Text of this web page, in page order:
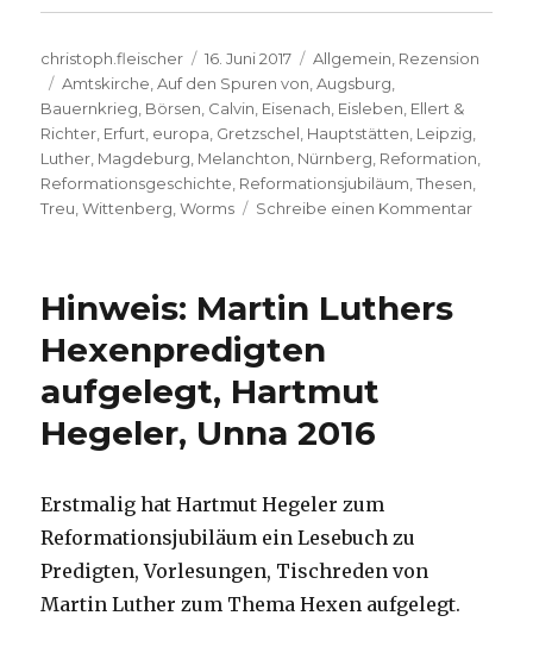
Autor
christoph.fleischer
Veröffentlicht
am
16. Juni 2017 Kategorien
Allgemein Rezension
Schlagwörter
Amtskirche ,Auf den Spuren von ,Augsburg
Bauernkrieg Börsen Calvin Eisenach Eisleben Ellert &
Richter Erfurt europa Gretzschel Hauptstätten Leipzig
Luther Magdeburg Melanchton Nürnberg Reformation
Reformationsgeschichte Reformationsjubiläum ,Thesen
Treu ,Wittenberg ,Worms Schreibe einen Kommentarzu
Hinweis: Martin Luthers
Hexenpredigten
aufgelegt, Hartmut
Hegeler, Unna 2016
Erstmalig hat Hartmut Hegeler zum
Reformationsjubiläum ein Lesebuch zu
Predigten, Vorlesungen, Tischreden von
Martin Luther zum Thema Hexen aufgelegt.